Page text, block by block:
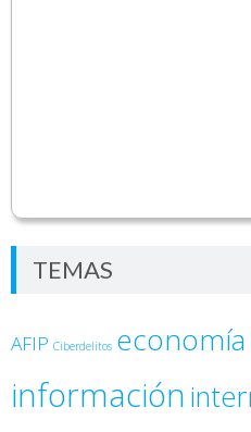
TEMAS
AFIP Ciberdelitos economía
información